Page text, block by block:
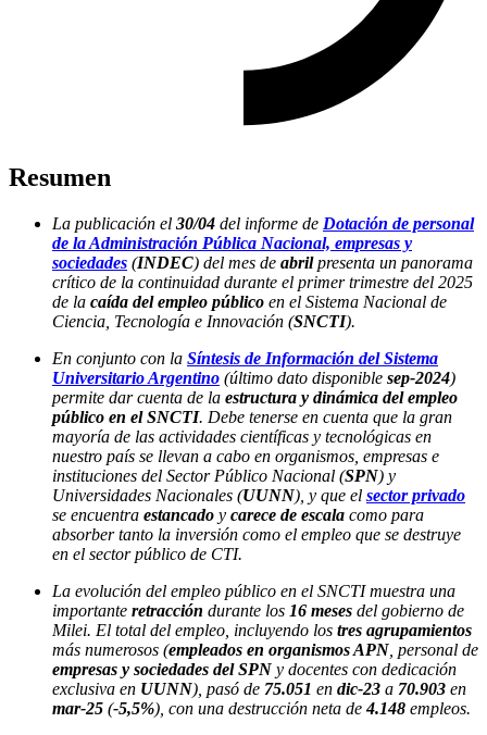
Resumen
La publicación el 30/04 del informe de Dotación de personal
de la Administración Pública Nacional, empresas y
sociedades (INDEC) del mes de abrilpresenta un panorama
crítico de la continuidad durante el primer trimestre del 2025
de la caída del empleo público en el Sistema Nacional de
Ciencia, Tecnología e Innovación (SNCTI).
En conjunto con la Síntesis de Información del Sistema
Universitario Argentino (último dato disponible sep-2024)
permite dar cuenta de la estructura y dinámica del empleo
público en el SNCTI. Debe tenerse en cuenta que la gran
mayoría de las actividades científicas y tecnológicas en
nuestro país se llevan a cabo en organismos, empresas e
instituciones del Sector Público Nacional (SPN) y
Universidades Nacionales (UUNN), y que el sector privado
se encuentra estancado y carece de escala como para
absorber tanto la inversión como el empleo que se destruye
en el sector público de CTI.
La evolución del empleo público en el SNCTI muestra una
importante retracción durante los 16 meses del gobierno de
Milei. El total del empleo, incluyendo los tres agrupamientos
más numerosos (empleados en organismos APN , personal de
empresas y sociedades del SPN y docentes con dedicación
exclusiva en UUNN), pasó de 75.051 en dic-23 a 70.903 en
mar-25 (-5,5%), con una destrucción neta de4.148 empleos.